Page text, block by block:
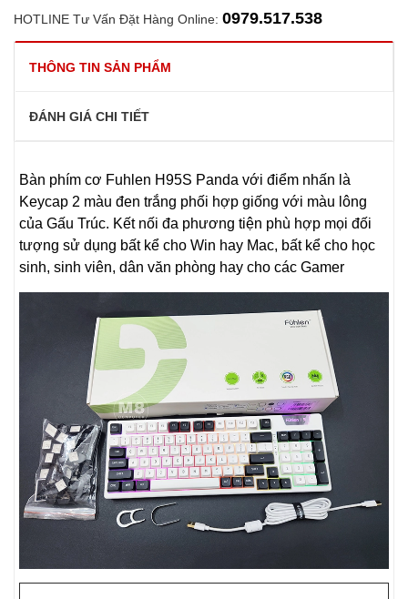
HOTLINE Tư Vấn Đặt Hàng Online: 0979.517.538
THÔNG TIN SẢN PHẨM
ĐÁNH GIÁ CHI TIẾT
Bàn phím cơ Fuhlen H95S Panda với điểm nhấn là
Keycap 2 màu đen trắng phối hợp giống với màu lông
của Gấu Trúc. Kết nối đa phương tiện phù hợp mọi đối
tượng sử dụng bất kể cho Win hay Mac, bất kể cho học
sinh, sinh viên, dân văn phòng hay cho các Gamer